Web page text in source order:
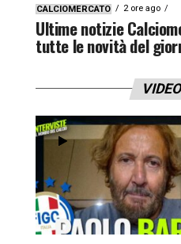
CALCIOMERCATO 2 ore ago
Ultime notizie
tutte le novità del